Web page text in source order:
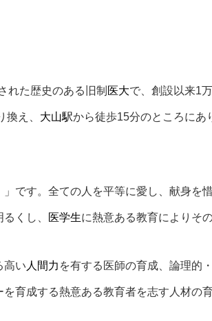
れた歴史のある旧制 医大で、創設以来1
換え、 大山駅から徒歩15分のところにあ
」です。全ての人を平等に愛し、献身を
くし、 医学生に熱意ある教育によりそ
高い 人間力 を有する医師の育成、論理的
育成する熱意ある教育者を志す人材の